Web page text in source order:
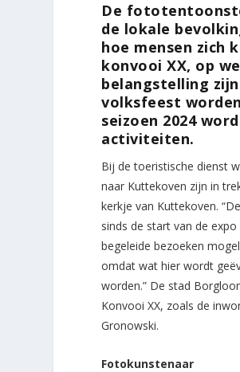
De
de lokale
hoe mensen zich
konvooi XX, op
belangstelling
volksfeest
seizoen 2024
activiteiten.
Bij de toeristische dienst
naar Kuttekoven zijn in
kerkje van Kuttekoven.
sinds de start van de
begeleide bezoeken
omdat wat hier wordt
worden.” De stad
Konvooi XX, zoals de
Gronowski.
Fotokunstenaar